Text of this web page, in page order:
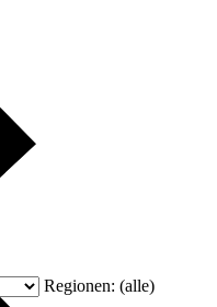
Regionen: (alle)